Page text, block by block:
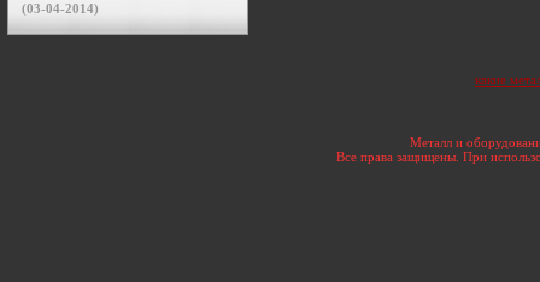
(03-04-2014)
какие
Металл и
Все права защищены. При